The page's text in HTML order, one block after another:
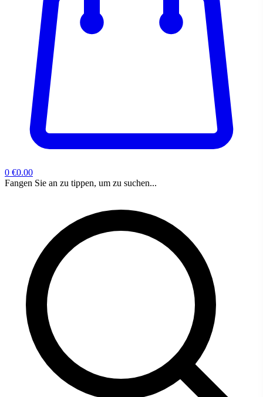
0 €0.00
Fangen Sie an zu tippen, um zu suchen...